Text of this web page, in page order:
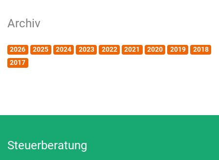
Archiv
2026 2025 2024 2023 2022 2021 2020 2019
2018
2017
Steuerberatung